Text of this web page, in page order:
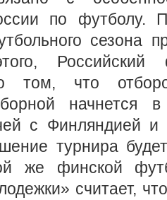
по футболу.
сезона
Российский
о том, что
начнется
с Финляндией
турнира
же финской
считает,